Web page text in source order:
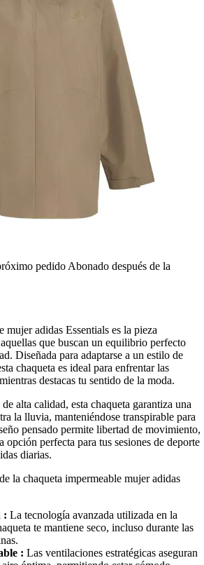
pedidoAbonado después de la
mujer adidas Essentials es la pieza
que buscan un equilibrio perfecto
Diseñada para adaptarse a un estilo de
chaqueta es ideal para enfrentar las
destacas tu sentido de la moda.
alta calidad, esta chaqueta garantiza una
la lluvia, manteniéndose transpirable para
pensado permite libertad de movimiento,
opción perfecta para tus sesiones de deporte
diarias.
la chaqueta impermeable mujer adidas
: La tecnología avanzada utilizada en la
te mantiene seco, incluso durante las
: Las ventilaciones estratégicas aseguran